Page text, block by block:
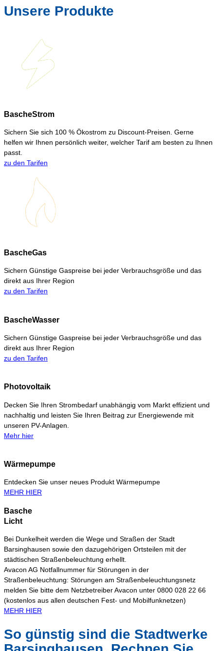
Unsere Produkte
BascheStrom
Sichern Sie sich 100 % Ökostrom zu Discount-Preisen. Gerne
helfen wir Ihnen persönlich weiter, welcher Tarif am besten zu Ihnen
passt.
zu den Tarifen
BascheGas
Sichern Günstige Gaspreise bei jeder Verbrauchsgröße und das
direkt aus Ihrer Region
zu den Tarifen
BascheWasser
Sichern Günstige Gaspreise bei jeder Verbrauchsgröße und das
direkt aus Ihrer Region
zu den Tarifen
Photovoltaik
Decken Sie Ihren Strombedarf unabhängig vom Markt effizient und
nachhaltig und leisten Sie Ihren Beitrag zur Energiewende mit
unseren PV-Anlagen.
Mehr hier
Wärmepumpe
Entdecken Sie unser neues Produkt Wärmepumpe
MEHR HIER
Basche
Licht
Bei Dunkelheit werden die Wege und Straßen der Stadt
Barsinghausen sowie den dazugehörigen Ortsteilen mit der
städtischen Straßenbeleuchtung erhellt.
Avacon AG Notfallnummer für Störungen in der
Straßenbeleuchtung: Störungen am Straßenbeleuchtungsnetz
melden Sie bitte dem Netzbetreiber Avacon unter 0800 028 22 66
(kostenlos aus allen deutschen Fest- und Mobilfunknetzen)
MEHR HIER
So günstig sind die Stadtwerke